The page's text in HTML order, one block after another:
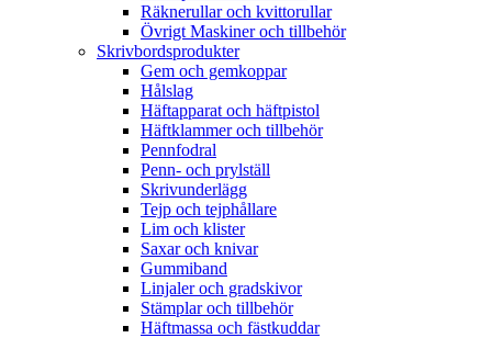
Räknerullar och kvittorullar
Övrigt Maskiner och tillbehör
Skrivbordsprodukter
Gem och gemkoppar
Hålslag
Häftapparat och häftpistol
Häftklammer och tillbehör
Pennfodral
Penn- och prylställ
Skrivunderlägg
Tejp och tejphållare
Lim och klister
Saxar och knivar
Gummiband
Linjaler och gradskivor
Stämplar och tillbehör
Häftmassa och fästkuddar